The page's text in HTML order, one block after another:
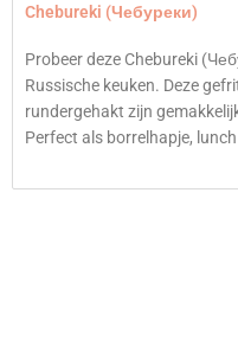
Chebureki (Чебуреки)
Probeer deze Chebureki (
Russische keuken. Deze
rundergehakt zijn
Perfect als borrelhapje,